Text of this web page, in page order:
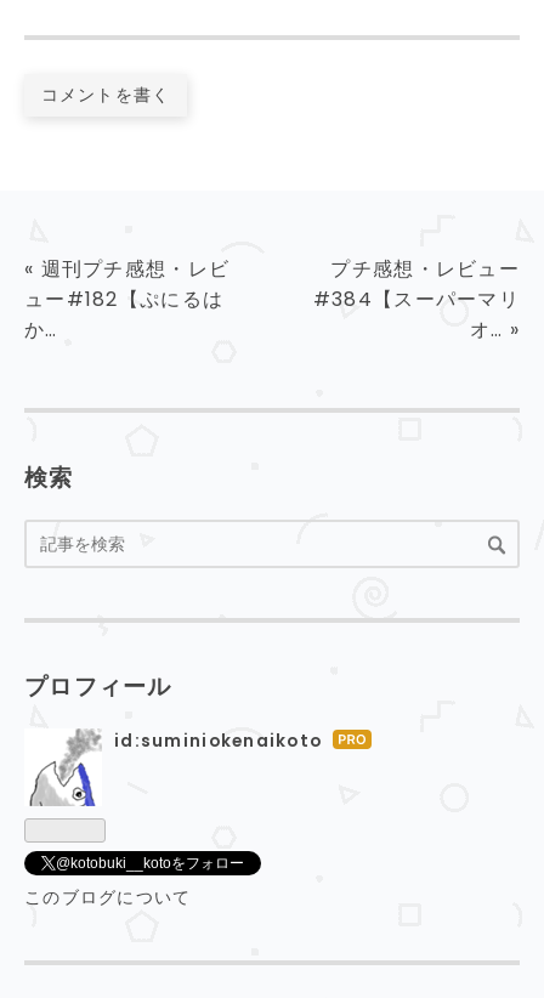
コメントを書く
« 週刊プチ感想・レビ
ュー#182【ぷにるは
か…
プチ感想・レビュー
#384【スーパーマリ
オ… »
検索
プロフィール
id:suminiokenaikoto はて
@kotobuki__kotoをフォロー
このブログについて